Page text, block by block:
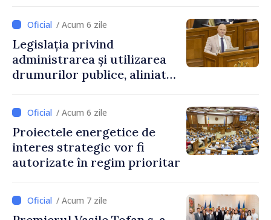
/ Acum 6 zile
Legislația privind
administrarea și utilizarea
drumurilor publice, aliniată
/ Acum 6 zile
Proiectele energetice de
interes strategic vor fi
autorizate în regim prioritar
/ Acum 7 zile